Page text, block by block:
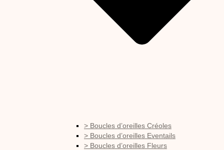
> Boucles d’oreilles Créoles
> Boucles d’oreilles Eventails
> Boucles d’oreilles Fleurs